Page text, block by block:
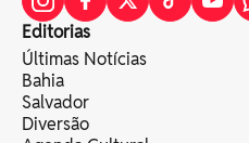
Editorias
Últimas Notícias
Bahia
Salvador
Diversão